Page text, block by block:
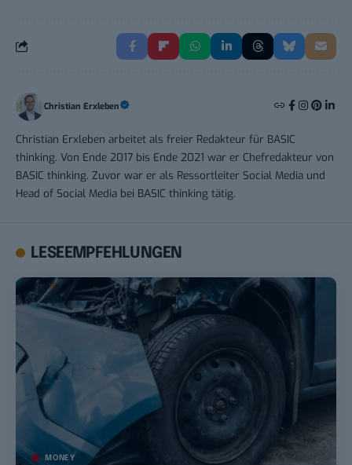
Christian Erxleben
Christian Erxleben arbeitet als freier Redakteur für BASIC
thinking. Von Ende 2017 bis Ende 2021 war er Chefredakteur von
BASIC thinking. Zuvor war er als Ressortleiter Social Media und
Head of Social Media bei BASIC thinking tätig.
LESEEMPFEHLUNGEN
MONEY